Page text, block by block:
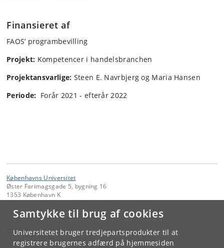
Samtykke til brug af cookies
Universitetet bruger tredjepartsprodukter til at
registrere brugernes adfærd på hjemmesiden
Finansieret af
FAOS’ programbevilling
Projekt: Kompetencer i handelsbranchen
Projektansvarlige: Steen E. Navrbjerg og Maria Hansen
Periode: Forår 2021 - efterår 2022
Københavns Universitet
Øster Farimagsgade 5, bygning 16
1353 København K
Kontakt:
Mikkel Krogh
mk @faos.dk